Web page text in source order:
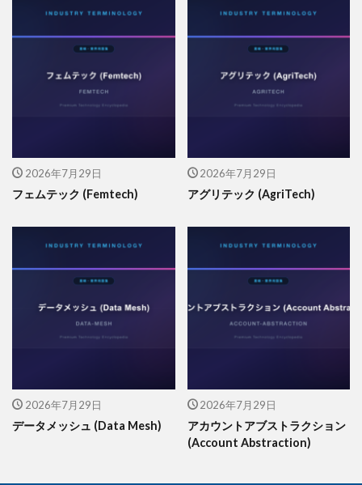
2026年7月29日
フェムテック (Femtech)
2026年7月29日
アグリテック (AgriTech)
2026年7月29日
データメッシュ (Data Mesh)
2026年7月29日
アカウントアブストラクション
(Account Abstraction)